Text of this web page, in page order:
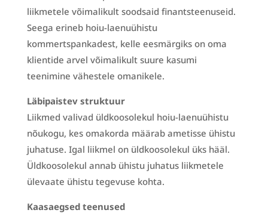
liikmetele võimalikult soodsaid finantsteenuseid.
Seega erineb hoiu-laenuühistu
kommertspankadest, kelle eesmärgiks on oma
klientide arvel võimalikult suure kasumi
teenimine vähestele omanikele.
Läbipaistev struktuur
Liikmed valivad üldkoosolekul hoiu-laenuühistu
nõukogu, kes omakorda määrab ametisse ühistu
juhatuse. Igal liikmel on üldkoosolekul üks hääl.
Üldkoosolekul annab ühistu juhatus liikmetele
ülevaate ühistu tegevuse kohta.
Kaasaegsed teenused